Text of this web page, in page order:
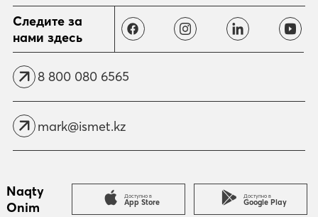
Naqty
Onim
Доступно в
App Store
Доступно в
Google Play
Следите за
нами здесь
8 800 080 6565
mark@ismet.kz